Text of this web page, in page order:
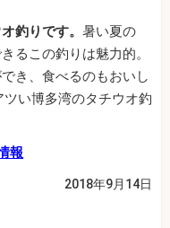
釣りです。 暑い夏の
るこの釣りは魅力的。
き、食べるのもおいし
い博多湾のタチウオ釣
報
2018年9月14日